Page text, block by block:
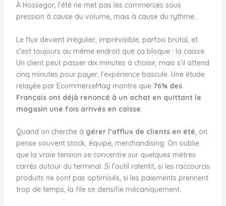
À Hossegor, l’été ne met pas les commerces sous
pression à cause du volume, mais à cause du rythme.
Le flux devient irrégulier, imprévisible, parfois brutal, et
c’est toujours au même endroit que ça bloque : la caisse.
Un client peut passer dix minutes à choisir, mais s’il attend
cinq minutes pour payer, l’expérience bascule. Une étude
relayée par EcommerceMag montre que 76% des
Français ont déjà renoncé à un achat en quittant le
magasin une fois arrivés en caisse
Quand on cherche à gérer l’afflux de clients en été, on
pense souvent stock, équipe, merchandising. On oublie
que la vraie tension se concentre sur quelques mètres
carrés autour du terminal. Si l’outil ralentit, si les raccourcis
produits ne sont pas optimisés, si les paiements prennent
trop de temps, la file se densifie mécaniquement.